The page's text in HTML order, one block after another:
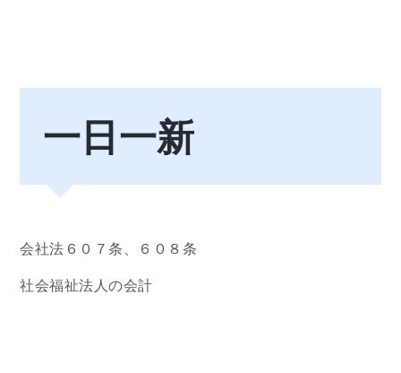
一日一新
会社法６０７条、６０８条
社会福祉法人の会計